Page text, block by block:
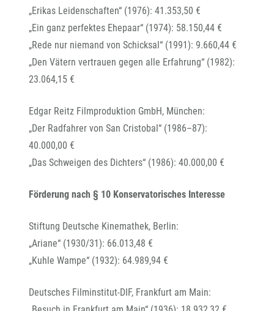
„Erikas Leidenschaften“ (1976): 41.353,50 €
„Ein ganz perfektes Ehepaar“ (1974): 58.150,44 €
„Rede nur niemand von Schicksal“ (1991): 9.660,44 €
„Den Vätern vertrauen gegen alle Erfahrung“ (1982):
23.064,15 €
Edgar Reitz Filmproduktion GmbH, München:
„Der Radfahrer von San Cristobal“ (1986–87):
40.000,00 €
„Das Schweigen des Dichters“ (1986): 40.000,00 €
Förderung nach § 10 Konservatorisches Interesse
Stiftung Deutsche Kinemathek, Berlin:
„Ariane“ (1930/31): 66.013,48 €
„Kuhle Wampe“ (1932): 64.989,94 €
Deutsches Filminstitut-DIF, Frankfurt am Main: